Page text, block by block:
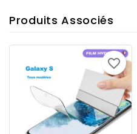
Produits Associés
favorite_border